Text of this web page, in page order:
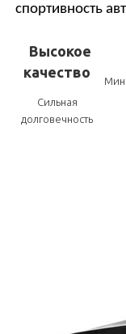
спортивность
Высокое
качество
Сильная
долговечность